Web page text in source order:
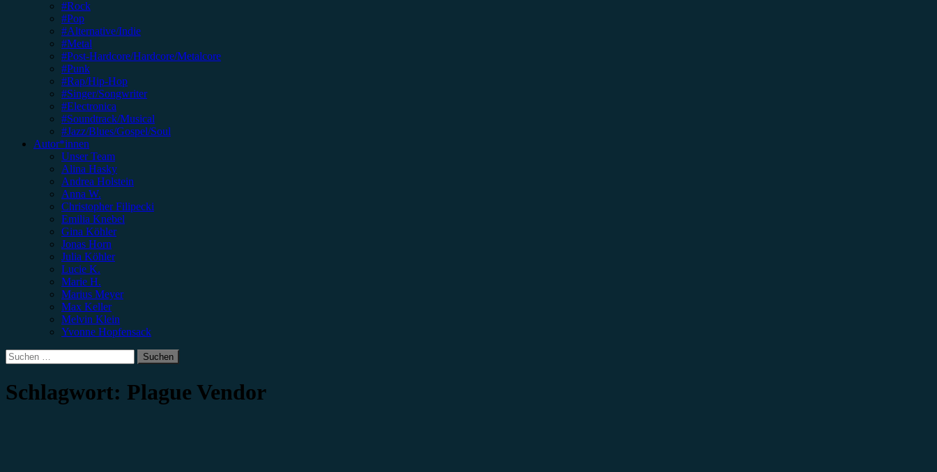
#Rock
#Pop
#Alternative/Indie
#Metal
#Post-Hardcore/Hardcore/Metalcore
#Punk
#Rap/Hip-Hop
#Singer/Songwriter
#Electronica
#Soundtrack/Musical
#Jazz/Blues/Gospel/Soul
Autor*innen
Unser Team
Alina Hasky
Andrea Holstein
Anna W.
Christopher Filipecki
Emilia Knebel
Gina Köhler
Jonas Horn
Julia Köhler
Lucie K.
Marie H.
Marius Meyer
Max Keller
Melvin Klein
Yvonne Hopfensack
Suchen
nach:
Schlagwort: Plague Vendor